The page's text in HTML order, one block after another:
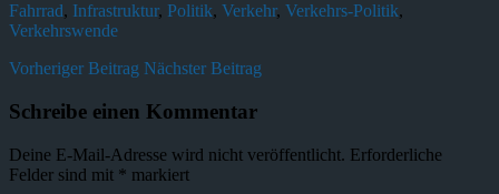
Fahrrad, Infrastruktur, Politik, Verkehr, Verkehrs-Politik,
Verkehrswende
Vorheriger Beitrag Nächster Beitrag
Schreibe einen Kommentar
Deine E-Mail-Adresse wird nicht veröffentlicht. Erforderliche
Felder sind mit * markiert